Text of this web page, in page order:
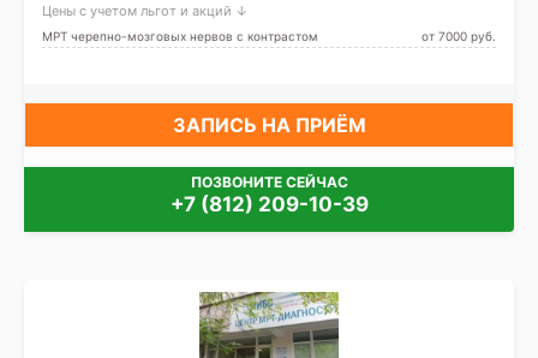
Цены с учетом льгот и акций ↓
МРТ черепно-мозговых нервов с контрастом от 7000 pуб.
ЗАПИСЬ НА ПРИЁМ
ПОЗВОНИТЕ СЕЙЧАС
+7 (812) 209-10-39